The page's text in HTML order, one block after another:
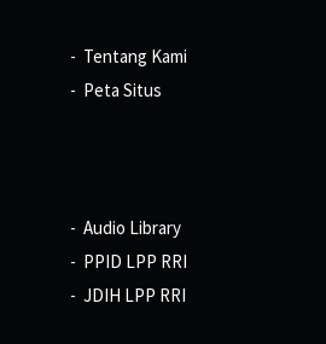
Tentang Kami
Peta Situs
Audio Library
PPID LPP RRI
JDIH LPP RRI